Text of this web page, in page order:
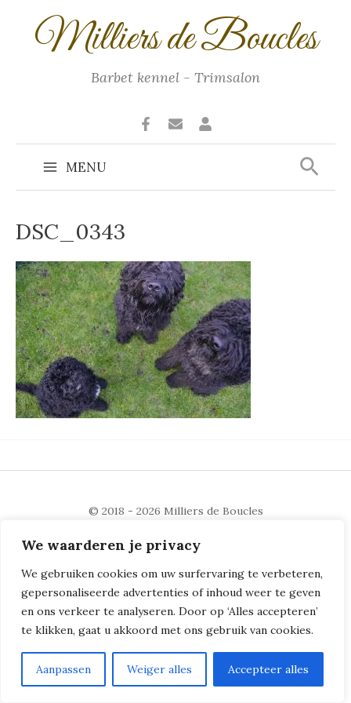
We waarderen je privacy
We gebruiken cookies om uw surfervaring te verbeteren,
gepersonaliseerde advertenties of inhoud weer te geven
en ons verkeer te analyseren. Door op ‘Alles accepteren’
te klikken, gaat u akkoord met ons gebruik van cookies.
Aanpassen Weiger alles Accepteer alles
Milliers de Boucles
Barbet kennel - Trimsalon
Main
Menu
MENU
DSC_0343
© 2018 - 2026 Milliers de Boucles